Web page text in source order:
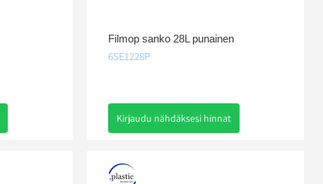
Filmop sanko 28L punainen
6SE1228P
Kirjaudu nähdäksesi hinnat